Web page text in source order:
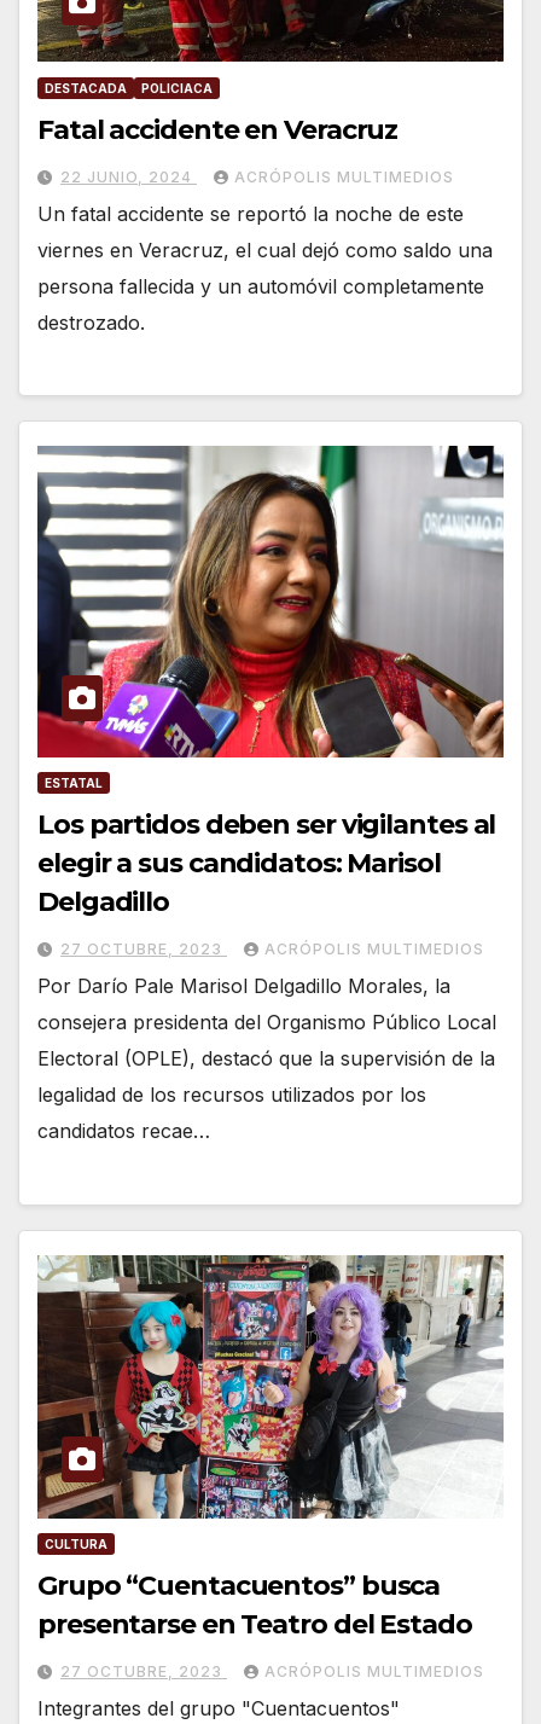
DESTACADA POLICIACA
Fatal accidente en Veracruz
22 JUNIO, 2024 ACRÓPOLIS MULTIMEDIOS
Un fatal accidente se reportó la noche de este
viernes en Veracruz, el cual dejó como saldo una
persona fallecida y un automóvil completamente
destrozado.
ESTATAL
Los partidos deben ser vigilantes al
elegir a sus candidatos: Marisol
Delgadillo
27 OCTUBRE, 2023 ACRÓPOLIS MULTIMEDIOS
Por Darío Pale Marisol Delgadillo Morales, la
consejera presidenta del Organismo Público Local
Electoral (OPLE), destacó que la supervisión de la
legalidad de los recursos utilizados por los
candidatos recae…
CULTURA
Grupo “Cuentacuentos” busca
presentarse en Teatro del Estado
27 OCTUBRE, 2023 ACRÓPOLIS MULTIMEDIOS
Integrantes del grupo "Cuentacuentos"